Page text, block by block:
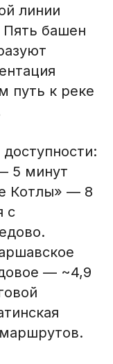
линии
Пять башен
путь к реке
5 минут
Котлы» — 8
с
— ~4,9